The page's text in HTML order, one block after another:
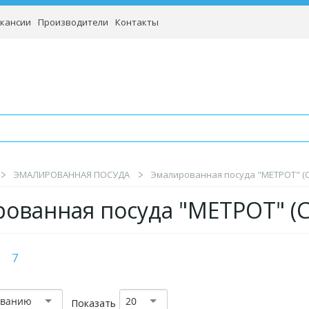
Производители Контакты
ЭМАЛИРОВАННАЯ ПОСУДА Эмалированная посуда "МЕТРОТ"
посуда "МЕТРОТ"
7
Показать 20